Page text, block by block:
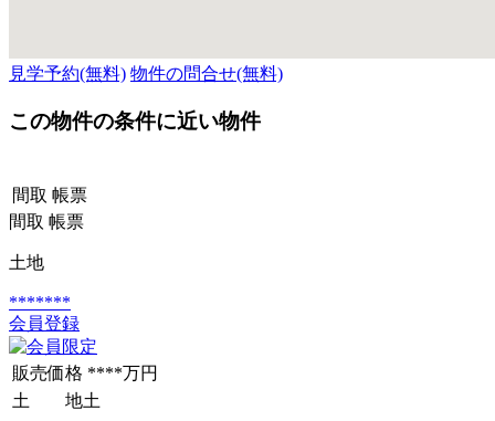
見学予約(無料) 物件の問合せ(無料)
この物件の条件に近い物件
間取 帳票
間取 帳票
土地
*******
会員登録
販売価格 ****万円
土 地土